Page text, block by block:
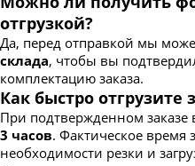
отгрузкой?
Да, перед отправкой мы
склада, чтобы вы
комплектацию заказа.
Как быстро отгрузите
При подтвержденном заказе
3 часов. Фактическое время
необходимости резки и